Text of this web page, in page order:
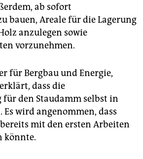
ab sofort
bauen, Areale für die Lagerung
anzulegen sowie
vorzunehmen.
für Bergbau und Energie,
dass die
für den Staudamm selbst in
wird angenommen, dass
mit den ersten Arbeiten
könnte.